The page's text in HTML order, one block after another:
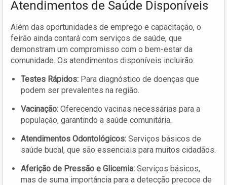
Atendimentos de Saúde Disponíveis
Além das oportunidades de emprego e capacitação, o
feirão ainda contará com serviços de saúde, que
demonstram um compromisso com o bem-estar da
comunidade. Os atendimentos disponíveis incluirão:
Testes Rápidos: Para diagnóstico de doenças que
podem ser prevalentes na região.
Vacinação: Oferecendo vacinas necessárias para a
população, garantindo a saúde comunitária.
Atendimentos Odontológicos: Serviços básicos de
saúde bucal, que são essenciais para muitos cidadãos.
Aferição de Pressão e Glicemia: Serviços básicos,
mas de suma importância para a detecção precoce de